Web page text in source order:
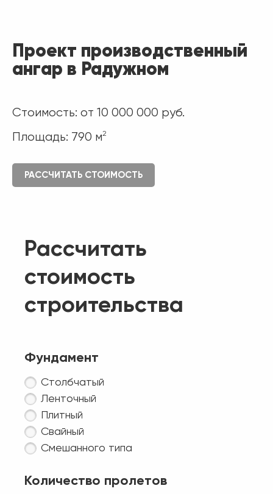
Проект производственный
ангар в Радужном
Стоимость: от 10 000 000 руб.
Площадь: 790 м2
РАССЧИТАТЬ СТОИМОСТЬ
Рассчитать
стоимость
строительства
Фундамент
Столбчатый
Ленточный
Плитный
Свайный
Смешанного типа
Количество пролетов